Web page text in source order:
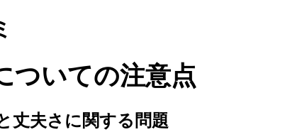
ついての注意点
丈夫さに関する問題